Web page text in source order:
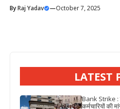
ByRaj Yadav —October 7, 2025
LATEST
Bank Strike :
कर्मचारियों की